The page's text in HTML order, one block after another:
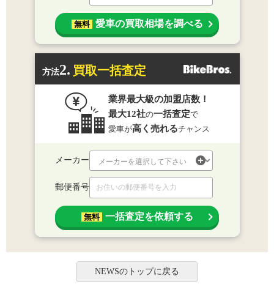
無料 愛車の買取相場を調べる
方法2. 買取一括査定
業界最大級の加盟店数！
最大12社の一括査定で
愛車が高く売れるチャンス
メーカー
郵便番号
無料 一括査定を依頼する
NEWSのトップに戻る